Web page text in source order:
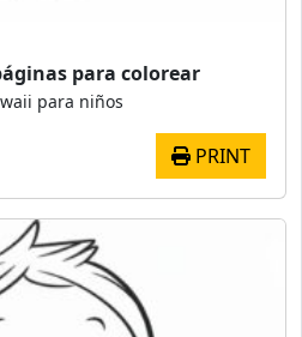
para colorear
para niños
PRINT